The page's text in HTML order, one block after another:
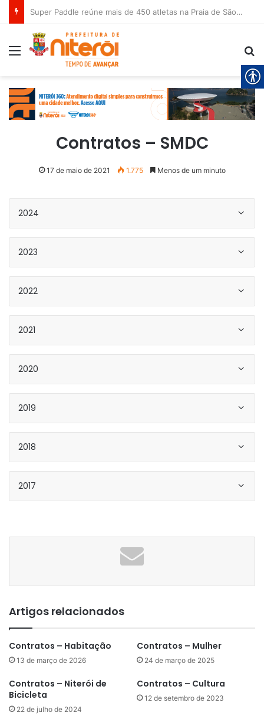
Super Paddle reúne mais de 450 atletas na Praia de São Francisco neste sábado (8)
Menu
Contratos – SMDC
17 de maio de 2021 1.775 Menos de um minuto
2024
2023
2022
2021
2020
2019
2018
2017
Artigos relacionados
Contratos – Habitação
13 de março de 2026
Contratos – Mulher
24 de março de 2025
Contratos – Niterói de
Bicicleta
22 de julho de 2024
Contratos – Cultura
12 de setembro de 2023